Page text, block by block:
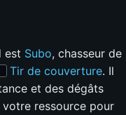
est Subo, chasseur de
Tir de couverture. Il
et des dégâts
ressource pour